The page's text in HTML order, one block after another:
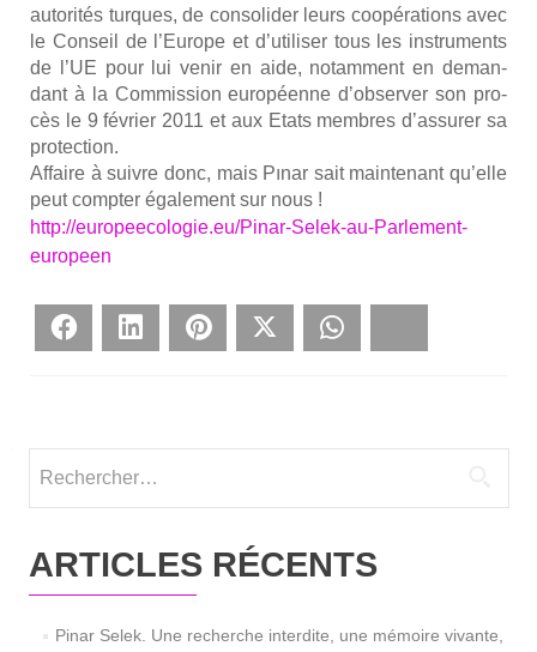
auto­ri­tés turques, de conso­li­der leurs coopé­ra­tions avec
le Conseil de l’Europe et d’utiliser tous les ins­tru­ments
de l’UE pour lui venir en aide, notam­ment en deman­
dant à la Com­mis­sion euro­péenne d’observer son pro­
cès le 9 février 2011 et aux Etats membres d’assurer sa
pro­tec­tion.
Affaire à suivre donc, mais Pınar sait main­te­nant qu’elle
peut comp­ter éga­le­ment sur nous !
http://europeecologie.eu/Pinar-Selek-au-Parlement-
europeen
Face­bookLin­ke­dIn Pin­te­rest Twit­ter
ARTICLES RÉCENTS
Pinar Selek. Une recherche interdite, une mémoire vivante,